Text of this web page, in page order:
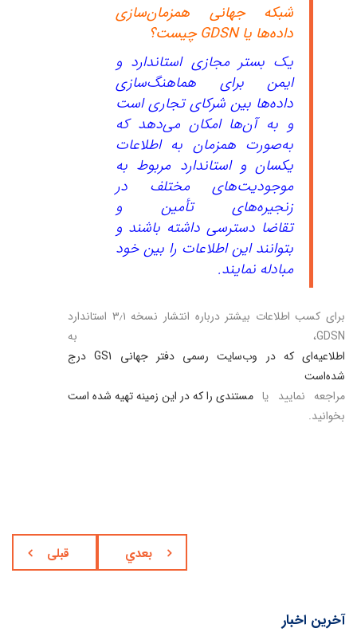
شبکه جهانی همزمان‌سازی
داده‌ها یا GDSN چیست؟
یک بستر مجازی استاندارد و
ایمن برای هماهنگ‌سازی
داده‌ها بین شرکای تجاری است
و به آن‌ها امکان می‌دهد که
به‌صورت همزمان به اطلاعات
یکسان و استاندارد مربوط به
موجودیت‌های مختلف در
زنجیره‌های تأمین و
تقاضا دسترسی داشته باشند و
بتوانند این اطلاعات را بین خود
مبادله نمایند.
برای کسب اطلاعات بیشتر درباره انتشار نسخه ۳٫۱ استاندارد
GDSN، به
اطلاعیه‌ای که در وب‌سایت رسمی دفتر جهانی GS1 درج
شده‌است
مراجعه نمایید یا مستندی را که در این زمینه تهیه شده است
بخوانید.
قبلی بعدي
آخرین اخبار